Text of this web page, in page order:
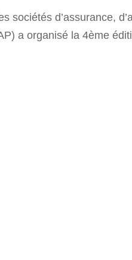
sociétés d’assurance,
a organisé la 4ème